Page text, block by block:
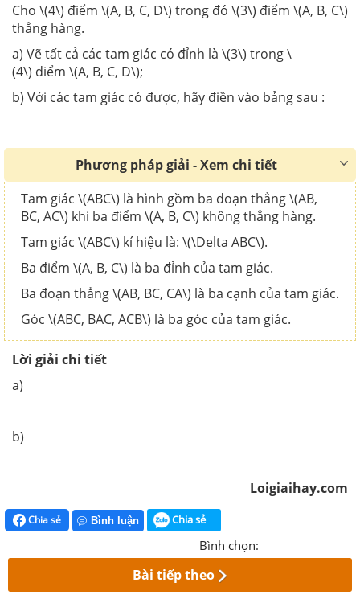
Cho \(4\) điểm \(A, B, C, D\) trong đó \(3\) điểm \(A, B, C\)
thẳng hàng.
a) Vẽ tất cả các tam giác có đỉnh là \(3\) trong \
(4\) điểm \(A, B, C, D\);
b) Với các tam giác có được, hãy điền vào bảng sau :
Phương pháp giải - Xem chi tiết
Tam giác \(ABC\) là hình gồm ba đoạn thẳng \(AB,
BC, AC\) khi ba điểm \(A, B, C\) không thẳng hàng.
Tam giác \(ABC\) kí hiệu là: \(\Delta ABC\).
Ba điểm \(A, B, C\) là ba đỉnh của tam giác.
Ba đoạn thẳng \(AB, BC, CA\) là ba cạnh của tam giác.
Góc \(ABC, BAC, ACB\) là ba góc của tam giác.
Lời giải chi tiết
a)
b)
Loigiaihay.com
Chia sẻ Bình luận Chia sẻ
Bình chọn:
Bài tiếp theo